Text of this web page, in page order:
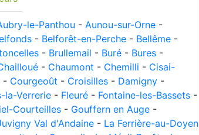
le-Panthou - Aunou-sur-Orne -
- Belforêt-en-Perche - Bellême -
- Brullemail - Buré - Bures -
- Chaumont - Chemilli - Cisai-
- Courgeoût - Croisilles - Damigny -
la-Verrerie - Fleuré - Fontaine-les-Bassets -
Courteilles - Gouffern en Auge -
Val d'Andaine - La Ferrière-au-Doyen